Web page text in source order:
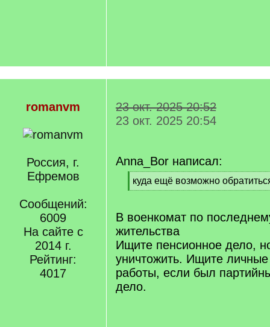
romanvm
Россия, г.
Ефремов
Сообщений:
6009
На сайте с
2014 г.
Рейтинг:
4017
23 окт. 2025 20:52
23 окт. 2025 20:54
Anna_Bor написал:
[
q
куда ещё возможно
[
q
]
В военкомат по
жительства
Ищите пенсионное дело,
уничтожить. Ищите
работы, если был
дело.